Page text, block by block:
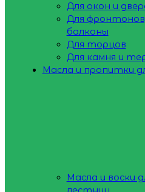
Для окон и
Для
балконы
Для торцов
Для камня и
Масла и пропитки
Масла и воски